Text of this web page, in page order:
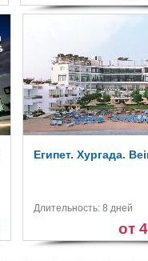
Египет. Хургада.
Длительность: 8 дней
от